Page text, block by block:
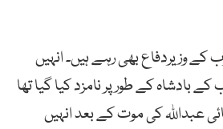
وزیردفاع بھی رہے ہیں۔ انہیں
کے بادشاہ کے طور پر نامزد کیا گیا تھا
بھائی عبداللہ کی موت کے بعد انہیں